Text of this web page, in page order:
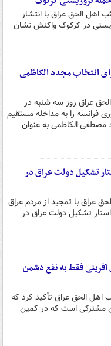
الحق عراق با انتشار
در کرکوک واکنش نشان
انتخاب مجدد الکاظمی
عراق روز سه شنبه در
فرانسه را به مداخله مستقیم
الکاظمی به عنوان
تشکیل دولت عراق در
عراق با تمجید از مردم عراق
تشکیل دولت عراق در
فقط به نفع دشمن
الحق عراق تأکید کرد که
مشترکی است که در کمین